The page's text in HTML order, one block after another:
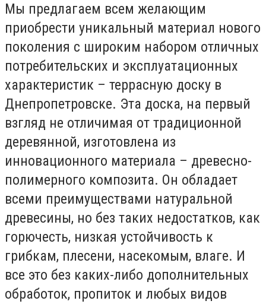
Мы предлагаем всем желающим
приобрести уникальный материал нового
поколения с широким набором отличных
потребительских и эксплуатационных
характеристик – террасную доску в
Днепропетровске. Эта доска, на первый
взгляд не отличимая от традиционной
деревянной, изготовлена из
инновационного материала – древесно-
полимерного композита. Он обладает
всеми преимуществами натуральной
древесины, но без таких недостатков, как
горючесть, низкая устойчивость к
грибкам, плесени, насекомым, влаге. И
все это без каких-либо дополнительных
обработок, пропиток и любых видов